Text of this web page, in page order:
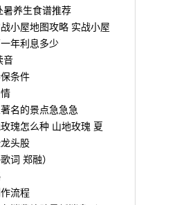
暑养生食谱推荐
小屋地图攻略 实战小屋
年利息多少
音
条件
名的景点急急急
瑰怎么种 山地玫瑰 夏
头股
词 郑融）
流程